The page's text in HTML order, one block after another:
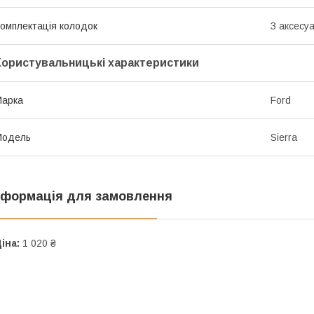
колодок З
характеристики
Ford
Sierra
для замовлення
1 020 ₴